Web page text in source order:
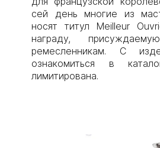
сей день многие из
носят титул Meilleur
награду,
ремесленникам. С
ознакомиться в
лимитирована.